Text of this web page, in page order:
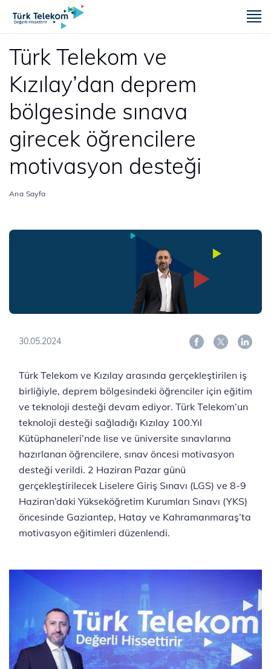
Türk Telekom ve
Kızılay’dan deprem
bölgesinde sınava
girecek öğrencilere
motivasyon desteği
Ana Sayfa
30.05.2024
Türk Telekom ve Kızılay arasında gerçekleştirilen iş
birliğiyle, deprem bölgesindeki öğrenciler için eğitim
ve teknoloji desteği devam ediyor. Türk Telekom’un
teknoloji desteği sağladığı Kızılay 100.Yıl
Kütüphaneleri’nde lise ve üniversite sınavlarına
hazırlanan öğrencilere, sınav öncesi motivasyon
desteği verildi. 2 Haziran Pazar günü
gerçekleştirilecek Liselere Giriş Sınavı (LGS) ve 8-9
Haziran’daki Yükseköğretim Kurumları Sınavı (YKS)
öncesinde Gaziantep, Hatay ve Kahramanmaraş’ta
motivasyon eğitimleri düzenlendi.